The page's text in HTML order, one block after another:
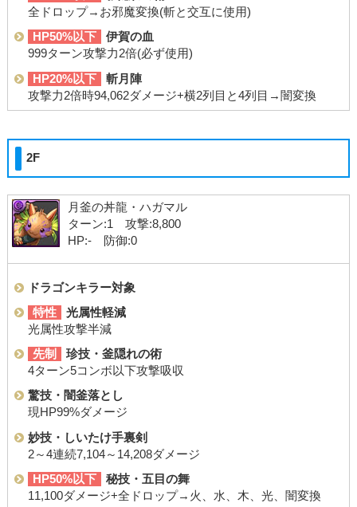
全ドロップ→お邪魔変換(斬と交互に使用)
HP50%以下
伊賀の血
999ターン攻撃力2倍(必ず使用)
HP20%以下
斬月陣
攻撃力2倍時94,062ダメージ+横2列目と4列目→闇変換
2F
月釜の丼龍・ハガマル
ターン:1 攻撃:8,800
HP:- 防御:0
ドラゴンキラー対象
特性
光属性軽減
光属性攻撃半減
先制
珍技・釜隠れの術
4ターン5コンボ以下攻撃吸収
驚技・闇釜落とし
現HP99%ダメージ
妙技・しいたけ手裏剣
2～4連続7,104～14,208ダメージ
HP50%以下
秘技・五目の舞
11,100ダメージ+全ドロップ→火、水、木、光、闇変換